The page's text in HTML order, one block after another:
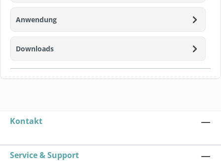
Anwendung
Downloads
Kontakt
Service & Support